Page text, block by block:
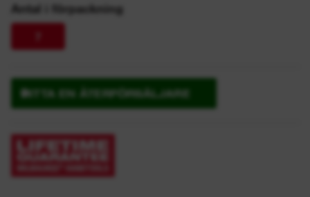
Antal i förpackning
HITTA EN ÅTERFÖRSÄLJARE